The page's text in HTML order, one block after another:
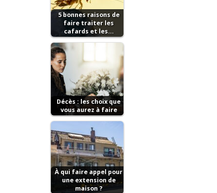
5 bonnes raisons de
faire traiter les
cafards et les…
Décès : les choix que
vous aurez à faire
À qui faire appel pour
une extension de
maison ?